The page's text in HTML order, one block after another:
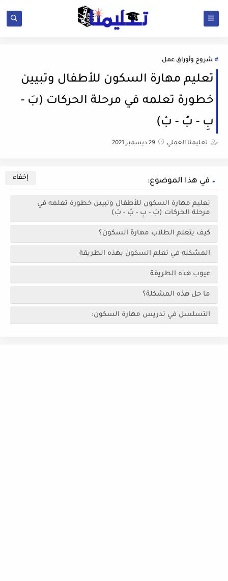
شروح وأوراق عمل
تعليم مهارة السكون للأطفال وتبيين
خطورة تعلمه في مرحلة الحركات (بَ -
بِ - بُ - بْ)
تعليمنا العملي 29 ديسمبر 2021
في هذا الموضوع:
تعليم مهارة السكون للأطفال وتبيين خطورة تعلمه في
مرحلة الحركات (بَ - بِ - بُ - بْ)
كيف يتعلم الطلاب مهارة السكون؟
المشكلة في تعلم السكون بهذه الطريقة
عيوب هذه الطريقة
ما حل هذه المشكلة؟
التسلسل في تدريس مهارة السكون: